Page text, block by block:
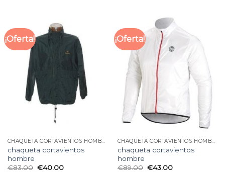
¡Oferta!
CHAQUETA CORTAVIENTOS HOMBRE
chaqueta cortavientos
hombre
€83.00 €40.00
¡Oferta!
CHAQUETA CORTAVIENTOS HOMBRE
chaqueta cortavientos
hombre
€89.00 €43.00